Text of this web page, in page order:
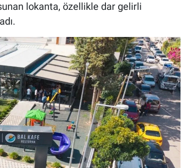
lokanta, özellikle dar gelirli